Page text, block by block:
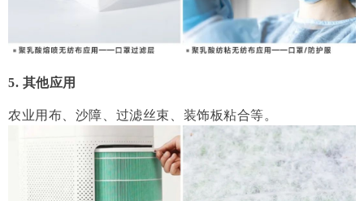
5. 其他应用
农业用布、沙障、过滤丝束、装饰板粘合等。